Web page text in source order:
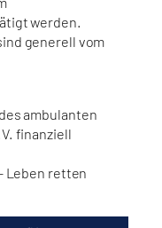
werden.
generell vom
ambulanten
finanziell
Leben retten